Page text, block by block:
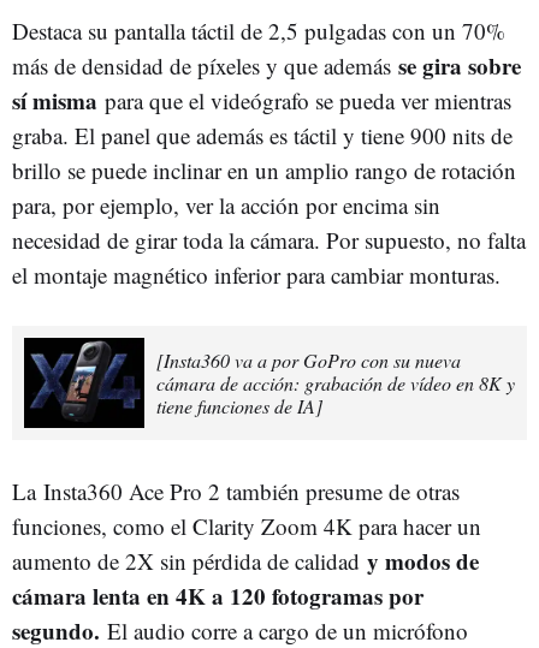
Destaca su pantalla táctil de 2,5 pulgadas con un 70%
más de densidad de píxeles y que además se gira sobre
sí misma para que el videógrafo se pueda ver mientras
graba. El panel que además es táctil y tiene 900 nits de
brillo se puede inclinar en un amplio rango de rotación
para, por ejemplo, ver la acción por encima sin
necesidad de girar toda la cámara. Por supuesto, no falta
el montaje magnético inferior para cambiar monturas.
[Insta360 va a por GoPro con su nueva
cámara de acción: grabación de vídeo en 8K y
tiene funciones de IA]
La Insta360 Ace Pro 2 también presume de otras
funciones, como el Clarity Zoom 4K para hacer un
aumento de 2X sin pérdida de calidad y modos de
cámara lenta en 4K a 120 fotogramas por
segundo. El audio corre a cargo de un micrófono